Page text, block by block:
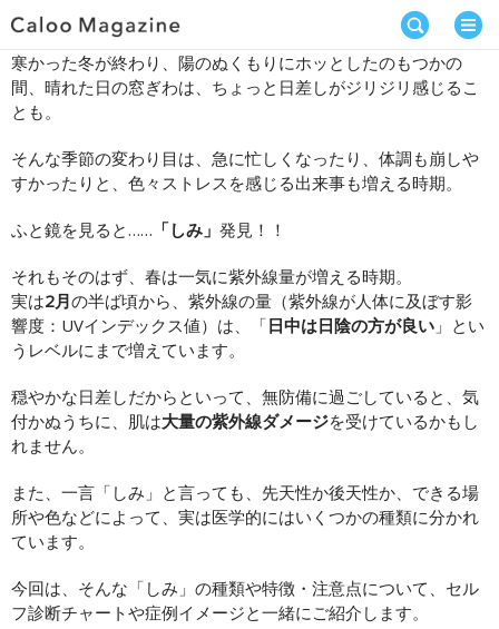
寒かった冬が終わり、陽のぬくもりにホッとしたのもつかの
間、晴れた日の窓ぎわは、ちょっと日差しがジリジリ感じるこ
とも。
そんな季節の変わり目は、急に忙しくなったり、体調も崩しや
すかったりと、色々ストレスを感じる出来事も増える時期。
ふと鏡を見ると…… 「しみ」 発見！！
それもそのはず、春は一気に紫外線量が増える時期。
実は2月の半ば頃から、紫外線の量（紫外線が人体に及ぼす影
響度：UVインデックス値）は、「日中は日陰の方が良い 」とい
うレベルにまで増えています。
穏やかな日差しだからといって、無防備に過ごしていると、気
付かぬうちに、肌は大量の紫外線ダメージを受けているかもし
れません。
また、一言「しみ」と言っても、先天性か後天性か、できる場
所や色などによって、実は医学的にはいくつかの種類に分かれ
ています。
今回は、そんな「しみ」の種類や特徴・注意点について、セル
フ診断チャートや症例イメージと一緒にご紹介します。